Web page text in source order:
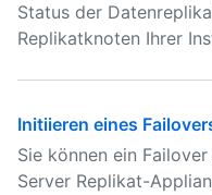
Status der
Replikatknoten Ihrer
Initiieren eines
Sie können ein
Server Replikat-